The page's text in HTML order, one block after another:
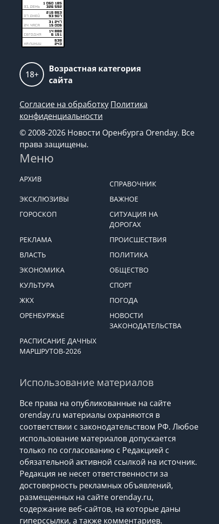
18+
Возрастная категория
сайта
Согласие на обработку Политика
конфиденциальности
© 2008-2026 Новости Оренбурга Orenday. Все
права защищены.
Меню
АРХИВ
СПРАВОЧНИК
ЭКСКЛЮЗИВЫ
ВАЖНОЕ
ГОРОСКОП
СИТУАЦИЯ НА
ДОРОГАХ
РЕКЛАМА
ПРОИСШЕСТВИЯ
ВЛАСТЬ
ПОЛИТИКА
ЭКОНОМИКА
ОБЩЕСТВО
КУЛЬТУРА
СПОРТ
ЖКХ
ПОГОДА
ОРЕНБУРЖЬЕ
НОВОСТИ
ЗАКОНОДАТЕЛЬСТВА
РАСПИСАНИЕ ДАЧНЫХ
МАРШРУТОВ-2026
Использование материалов
Все права на опубликованные на сайте
orenday.ru материалы охраняются в
соответствии с законодательством РФ. Любое
использование материалов допускается
только по согласованию с Редакцией с
обязательной активной ссылкой на источник.
Редакция не несет ответственности за
достоверность рекламных объявлений,
размещенных на сайте orenday.ru,
содержание веб-сайтов, на которые даны
гиперссылки, а также комментариев.